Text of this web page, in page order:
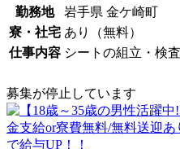
勤務地
岩手県 金ケ崎町
寮・社宅 あり（無料）
仕事内容 シートの組立・検
募集が停止しています